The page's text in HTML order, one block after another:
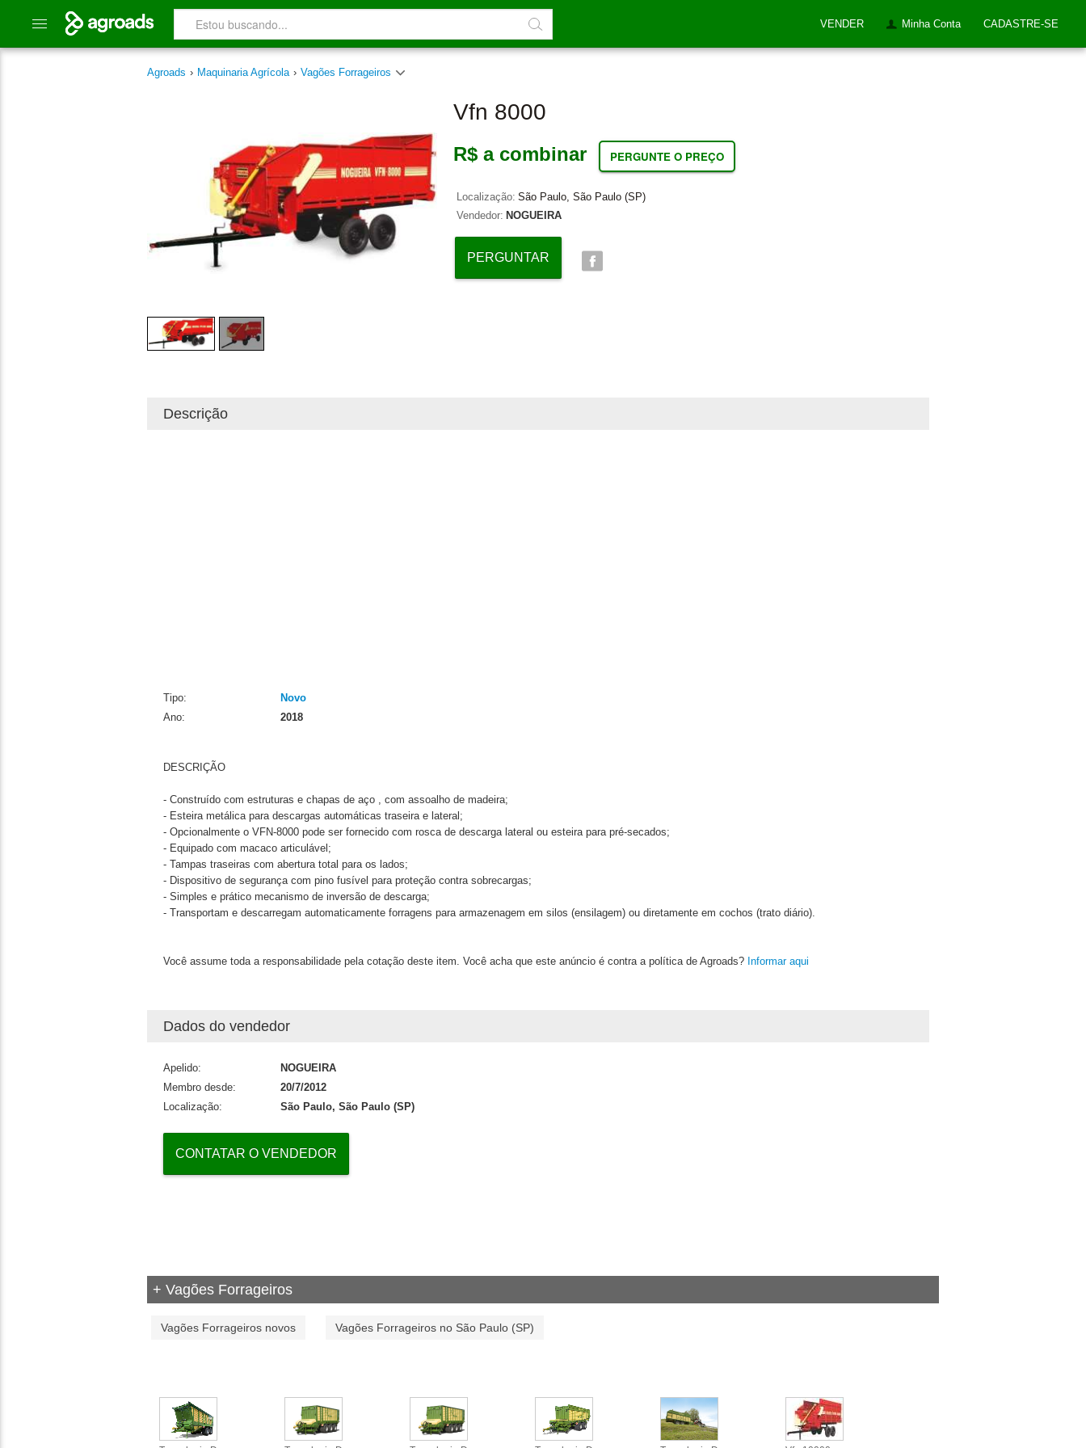
VENDER Minha Conta CADASTRE-SE
Agroads › Maquinaria Agrícola › Vagões Forrageiros
Vfn 8000
R$ a combinar PERGUNTE O PREÇO
Localização: São Paulo, São Paulo (SP)
Vendedor: NOGUEIRA
PERGUNTAR
Descrição
Tipo:
Novo
Ano:
2018
DESCRIÇÃO
- Construído com estruturas e chapas de aço , com assoalho de madeira;
- Esteira metálica para descargas automáticas traseira e lateral;
- Opcionalmente o VFN-8000 pode ser fornecido com rosca de descarga lateral ou esteira para pré-secados;
- Equipado com macaco articulável;
- Tampas traseiras com abertura total para os lados;
- Dispositivo de segurança com pino fusível para proteção contra sobrecargas;
- Simples e prático mecanismo de inversão de descarga;
- Transportam e descarregam automaticamente forragens para armazenagem em silos (ensilagem) ou diretamente em cochos (trato diário).
Você assume toda a responsabilidade pela cotação deste item. Você acha que este anúncio é contra a política de Agroads? Informar aqui
Dados do vendedor
Apelido:
NOGUEIRA
Membro desde:
20/7/2012
Localização:
São Paulo, São Paulo (SP)
CONTATAR O VENDEDOR
+ Vagões Forrageiros
Vagões Forrageiros novos Vagões Forrageiros no São Paulo (SP)